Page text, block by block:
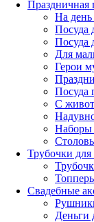
Праздничная
На
Посуда
Посуда
Для
Герои
Посуда
С
Наборы
Трубочки
Свадебные
Деньги